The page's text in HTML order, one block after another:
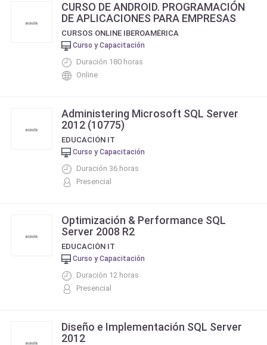
CURSO DE ANDROID. PROGRAMACIÓN
DE APLICACIONES PARA EMPRESAS
CURSOS ONLINE IBEROAMÉRICA
Curso y Capacitación
Duración 180 horas
Online
Administering Microsoft SQL Server
2012 (10775)
EDUCACIÓN IT
Curso y Capacitación
Duración 36 horas
Presencial
Optimización & Performance SQL
Server 2008 R2
EDUCACIÓN IT
Curso y Capacitación
Duración 12 horas
Presencial
Diseño e Implementación SQL Server
2012